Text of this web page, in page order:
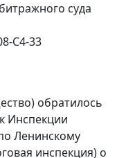
суда
С4-33
обратилось
Инспекции
Ленинскому
инспекция) о